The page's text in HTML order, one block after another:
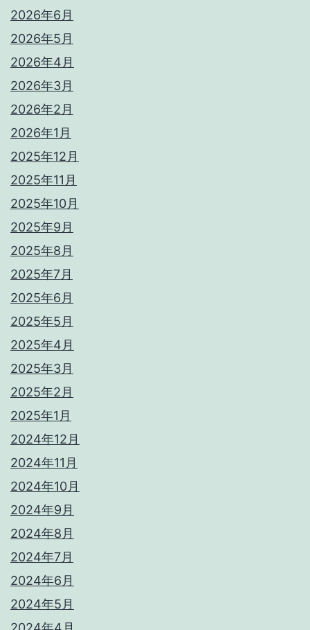
2026年6月
2026年5月
2026年4月
2026年3月
2026年2月
2026年1月
2025年12月
2025年11月
2025年10月
2025年9月
2025年8月
2025年7月
2025年6月
2025年5月
2025年4月
2025年3月
2025年2月
2025年1月
2024年12月
2024年11月
2024年10月
2024年9月
2024年8月
2024年7月
2024年6月
2024年5月